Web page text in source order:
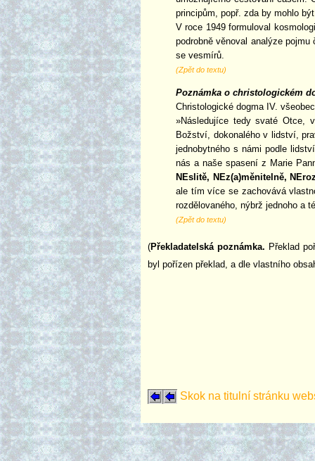
principům, popř. zda by mohlo
V roce 1949 formuloval
podrobně věnoval analýze
se vesmírů.
(Zpět do textu)
Poznámka o christologickém
Christologické dogma IV.
»Následujíce tedy svaté Otce,
Božství, dokonalého v lidství,
jednobytného s námi podle
nás a naše spasení z Marie
NEslitě, NEz(a)měnitelně,
ale tím více se zachovává
rozdělovaného, nýbrž jednoho a
(Zpět do textu)
(Překladatelská poznámka. Překlad
byl pořízen překlad, a dle vlastního
Skok na titulní stránku